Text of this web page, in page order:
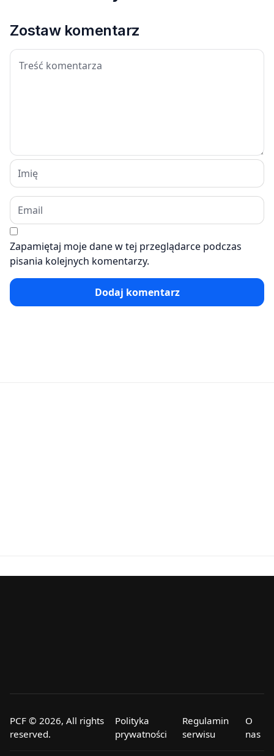
Zostaw komentarz
Zapamiętaj moje dane w tej przeglądarce podczas
pisania kolejnych komentarzy.
Dodaj komentarz
PCF © 2026, All rights
reserved.
Polityka
prywatności
Regulamin
serwisu
O
nas